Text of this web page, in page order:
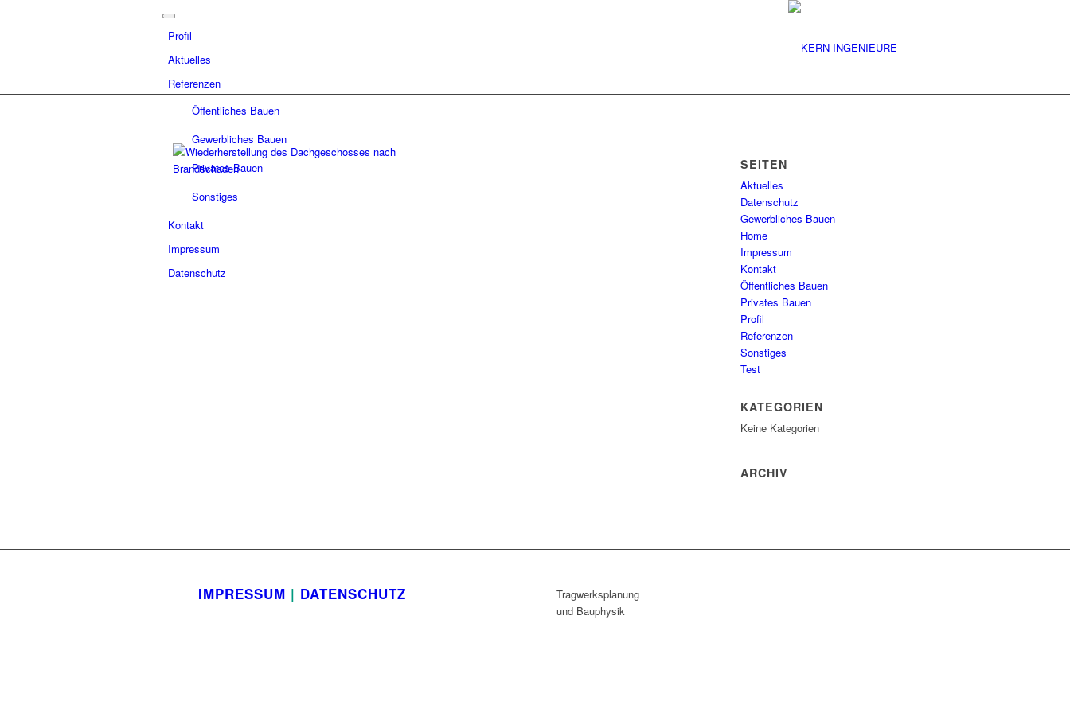
Profil
Aktuelles
Referenzen
Öffentliches Bauen
Gewerbliches Bauen
Privates Bauen
Sonstiges
Kontakt
Impressum
Datenschutz
SEITEN
Aktuelles
Datenschutz
Gewerbliches Bauen
Home
Impressum
Kontakt
Öffentliches Bauen
Privates Bauen
Profil
Referenzen
Sonstiges
Test
KATEGORIEN
Keine Kategorien
ARCHIV
IMPRESSUM | DATENSCHUTZ
Tragwerksplanung
und Bauphysik